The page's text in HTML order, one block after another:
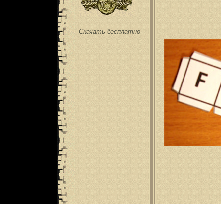
Скачать бесплатно